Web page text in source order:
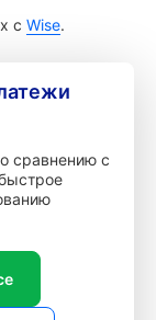
с Wise.
сравнению с